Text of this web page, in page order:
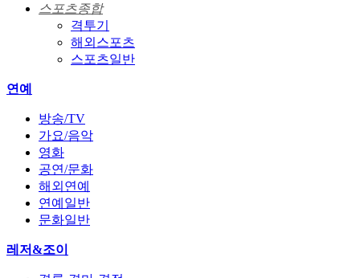
스포츠종합
격투기
해외스포츠
스포츠일반
연예
방송/TV
가요/음악
영화
공연/문화
해외연예
연예일반
문화일반
레저&조이